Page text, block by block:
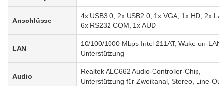
Anschlüsse
4x USB3.0, 2x USB2.0, 1x VGA, 1x HD, 2x
6x RS232 COM, 1x AUD
LAN
10/100/1000 Mbps Intel 211AT, Wake-on-
Unterstützung
Audio
Realtek ALC662 Audio-Controller-Chip,
Unterstützung für Zweikanal, Stereo, Line-